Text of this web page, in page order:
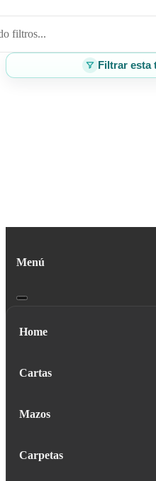
filtros...
Filtrar esta
Menú
Home
Cartas
Mazos
Carpetas